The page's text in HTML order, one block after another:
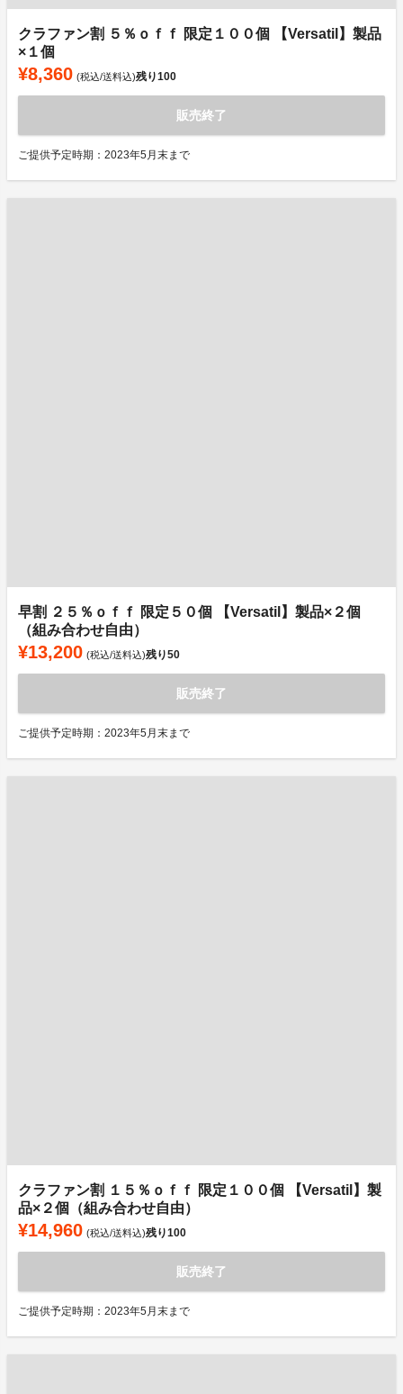
クラファン割 ５％ｏｆｆ 限定１００個 【Versatil】製品
×１個
¥8,360 (税込/送料込)残り100
販売終了
ご提供予定時期：2023年5月末まで
早割 ２５％ｏｆｆ 限定５０個 【Versatil】製品×２個
（組み合わせ自由）
¥13,200 (税込/送料込)残り50
販売終了
ご提供予定時期：2023年5月末まで
クラファン割 １５％ｏｆｆ 限定１００個 【Versatil】製
品×２個（組み合わせ自由）
¥14,960 (税込/送料込)残り100
販売終了
ご提供予定時期：2023年5月末まで